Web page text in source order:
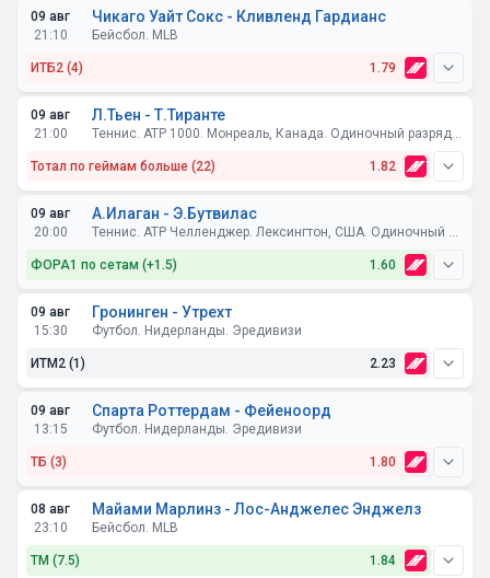
09 авг
21:10
Чикаго Уайт Сокс - Кливленд Гардианс
Бейсбол. MLB
ИТБ2 (4) 1.79
09 авг
21:00
Л.Тьен - Т.Тиранте
Теннис. ATP 1000. Монреаль, Канада. Одиночный разряд. 1/8 финала
Тотал по геймам больше (22) 1.82
09 авг
20:00
А.Илаган - Э.Бутвилас
Теннис. ATP Челленджер. Лексингтон, США. Одиночный разряд. Финал
ФОРА1 по сетам (+1.5) 1.60
09 авг
15:30
Гронинген - Утрехт
Футбол. Нидерланды. Эредивизи
ИТМ2 (1) 2.23
09 авг
13:15
Спарта Роттердам - Фейеноорд
Футбол. Нидерланды. Эредивизи
ТБ (3) 1.80
08 авг
23:10
Майами Марлинз - Лос-Анджелес Энджелз
Бейсбол. MLB
ТМ (7.5) 1.84